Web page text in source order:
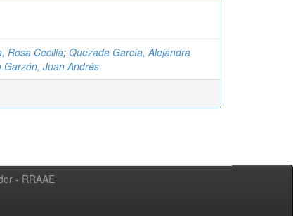
Rosa Cecilia; Quezada García, Alejandra
Garzón, Juan Andrés
- RRAAE